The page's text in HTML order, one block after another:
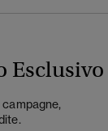
Esclusivo